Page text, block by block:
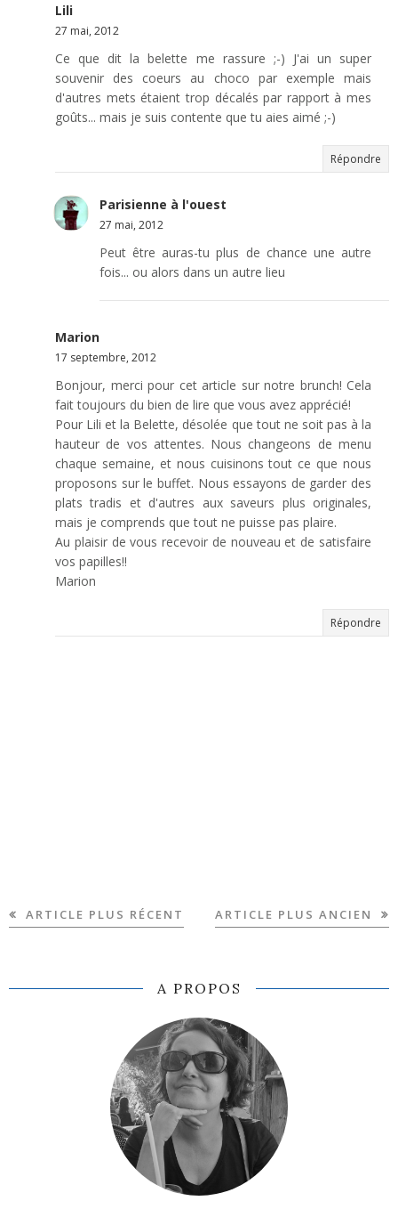
Lili
27 mai, 2012
Ce que dit la belette me rassure ;-) J'ai un super
souvenir des coeurs au choco par exemple mais
d'autres mets étaient trop décalés par rapport à mes
goûts... mais je suis contente que tu aies aimé ;-)
Répondre
Parisienne à l'ouest
27 mai, 2012
Peut être auras-tu plus de chance une autre
fois... ou alors dans un autre lieu
Marion
17 septembre, 2012
Bonjour, merci pour cet article sur notre brunch! Cela
fait toujours du bien de lire que vous avez apprécié!
Pour Lili et la Belette, désolée que tout ne soit pas à la
hauteur de vos attentes. Nous changeons de menu
chaque semaine, et nous cuisinons tout ce que nous
proposons sur le buffet. Nous essayons de garder des
plats tradis et d'autres aux saveurs plus originales,
mais je comprends que tout ne puisse pas plaire.
Au plaisir de vous recevoir de nouveau et de satisfaire
vos papilles!!
Marion
Répondre
ARTICLE PLUS RÉCENT ARTICLE PLUS ANCIEN
A PROPOS